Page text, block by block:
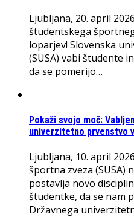
Ljubljana, 20. april
študentskega
loparjev! Slovenska
(SUSA) vabi študente
da se pomerijo…
Pokaži svojo moč:
univerzitetno prvenstvo
Ljubljana, 10. april
športna zveza (SUSA)
postavlja novo
študentke, da se nam
Državnega